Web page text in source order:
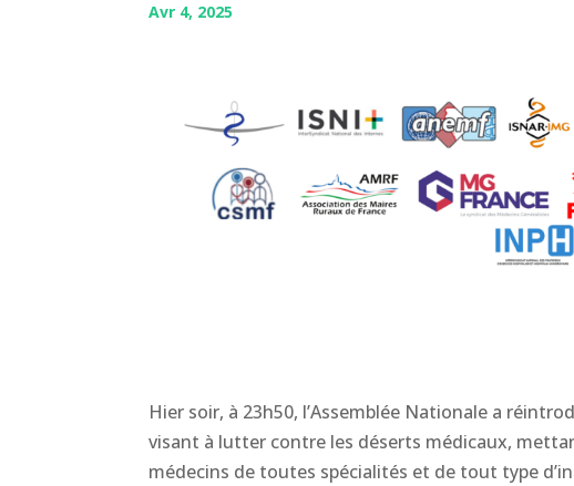
Avr 4, 2025
Hier soir, à 23h50, l’Assemblée Nationale a
visant à lutter contre les déserts médicaux,
médecins de toutes spécialités et de tout type